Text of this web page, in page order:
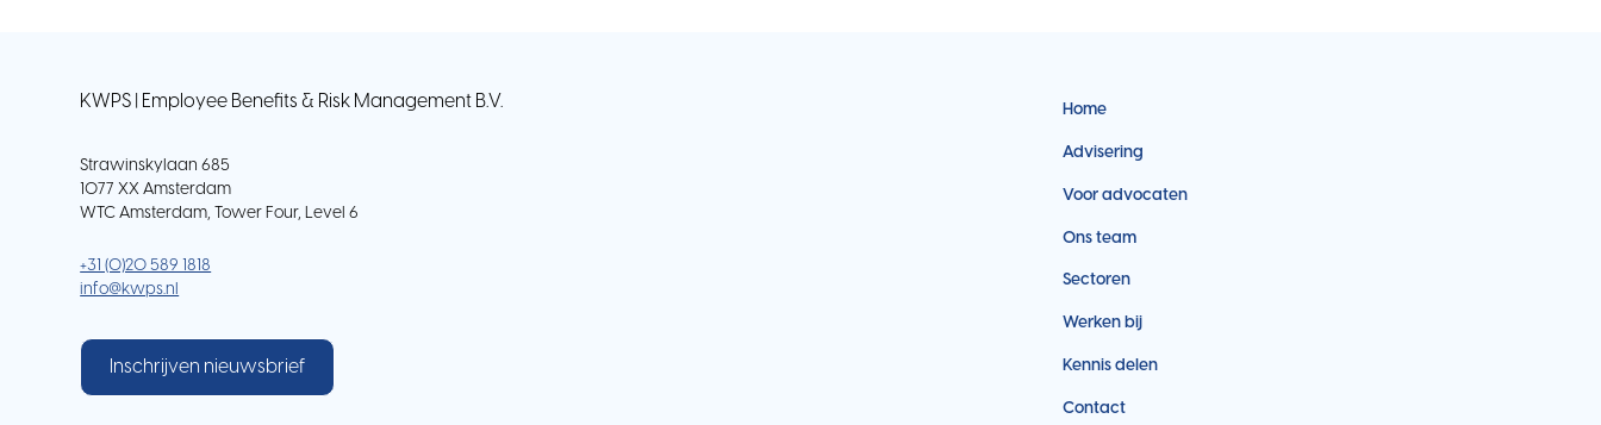
KWPS | Employee Benefits & Risk Management B.V.
Strawinskylaan 685
1077 XX Amsterdam
WTC Amsterdam, Tower Four, Level 6
+31 (0)20 589 1818
info@kwps.nl
Inschrijven nieuwsbrief
Home
Advisering
Voor advocaten
Ons team
Sectoren
Werken bij
Kennis delen
Contact